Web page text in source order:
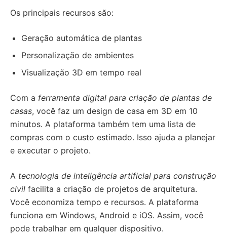
Os principais recursos são:
Geração automática de plantas
Personalização de ambientes
Visualização 3D em tempo real
Com a ferramenta digital para criação de plantas de
casas, você faz um design de casa em 3D em 10
minutos. A plataforma também tem uma lista de
compras com o custo estimado. Isso ajuda a planejar
e executar o projeto.
A tecnologia de inteligência artificial para construção
civil facilita a criação de projetos de arquitetura.
Você economiza tempo e recursos. A plataforma
funciona em Windows, Android e iOS. Assim, você
pode trabalhar em qualquer dispositivo.